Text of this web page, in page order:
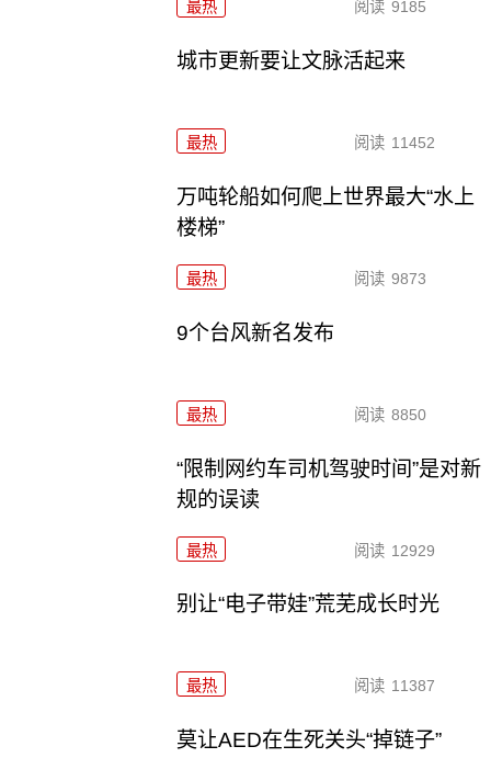
最热 阅读 9185
城市更新要让文脉活起来
最热 阅读 11452
万吨轮船如何爬上世界最大“水上
楼梯”
最热 阅读 9873
9个台风新名发布
最热 阅读 8850
“限制网约车司机驾驶时间”是对新
规的误读
最热 阅读 12929
别让“电子带娃”荒芜成长时光
最热 阅读 11387
莫让AED在生死关头“掉链子”